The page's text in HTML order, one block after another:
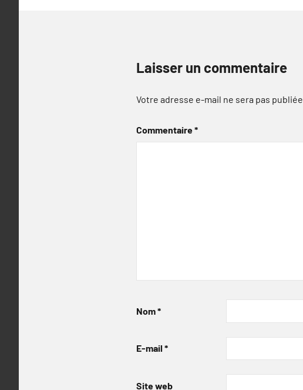
Laisser un commentaire
Votre adresse e-mail ne sera pas publiée.
Commentaire*
Nom*
E-mail *
Site web